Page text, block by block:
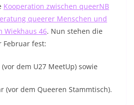
Kooperation zwischen queerNB
queerer Menschen und
Wiekhaus 46. Nun stehen die
Februar fest:
dem U27 MeetUp) sowie
(vor dem Queeren Stammtisch).